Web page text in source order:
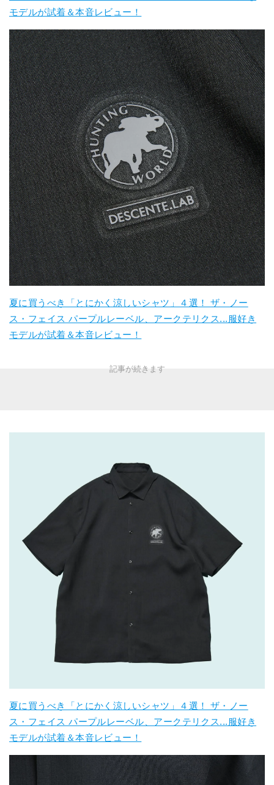
モデルが試着＆本音レビュー！
夏に買うべき「とにかく涼しいシャツ」４選！ ザ・ノー
ス・フェイス パープルレーベル、アークテリクス...服好き
モデルが試着＆本音レビュー！
夏に買うべき「とにかく涼しいシャツ」４選！ ザ・ノー
ス・フェイス パープルレーベル、アークテリクス...服好き
モデルが試着＆本音レビュー！